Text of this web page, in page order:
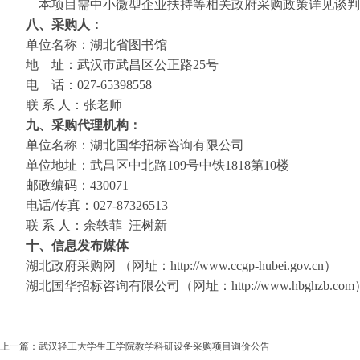
本项目需中小微型企业扶持等相关政府采购政策详见谈判
八、采购人：
单位名称： 湖北省图书馆
地
址： 武汉市武昌区公正路25号
电
话： 027-65398558
联 系 人：张老师
九、采购代理机构：
单位名称： 湖北国华招标咨询有限公司
单位地址：武昌区中北路109号中铁1818第10楼
邮政编码： 430071
电话/传真：027-87326513
联 系 人：余轶菲 汪树新
十、信息发布媒体
湖北政府采购网
（网址： http://www.ccgp-hubei.gov.cn）
湖北国华招标咨询有限公司（网址： http://www.hbghzb.com）
上一篇： 武汉轻工大学生工学院教学科研设备采购项目询价公告